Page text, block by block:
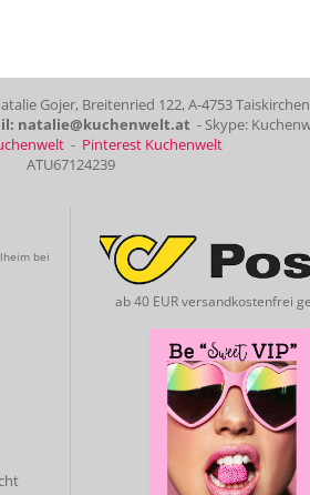
Gojer, Breitenried 122, A-4753
natalie@kuchenwelt.at - Skype:
- Pinterest Kuchenwelt
ATU67124239
bei
ab 40 EUR versandkostenfrei